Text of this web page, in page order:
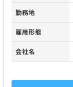
勤務地
雇用形態
会社名